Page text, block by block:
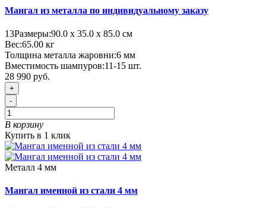
Мангал из металла по индивидуальному заказу
13Размеры:90.0 х 35.0 х 85.0 см
Вес:65.00 кг
Толщина металла жаровни:6 мм
Вместимость шампуров:11-15 шт.
28 990 руб.
+
-
В корзину
Купить в 1 клик
Металл 4 мм
Мангал именной из стали 4 мм